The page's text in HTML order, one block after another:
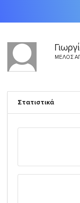
ΜΈΛΟΣ
Στατιστικά